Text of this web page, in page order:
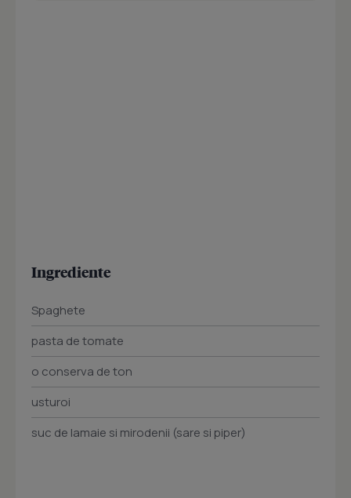
Ingrediente
Spaghete
pasta de tomate
o conserva de ton
usturoi
suc de lamaie si mirodenii (sare si piper)